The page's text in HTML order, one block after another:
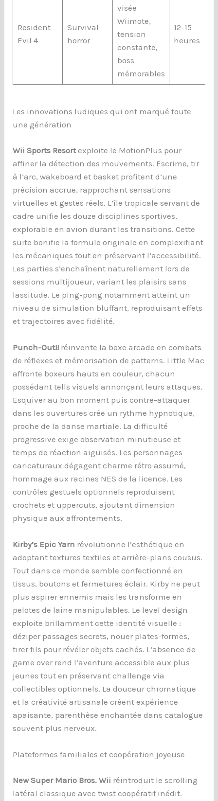
Resident
Evil 4
Survival
horror
visée
Wiimote,
tension
constante,
boss
mémorables
12-15
heures
Les innovations ludiques qui ont marqué toute
une génération
Wii Sports Resortexploite le MotionPlus pour
affiner la détection des mouvements. Escrime, tir
à l’arc, wakeboard et basket profitent d’une
précision accrue, rapprochant sensations
virtuelles et gestes réels. L’île tropicale servant de
cadre unifie les douze disciplines sportives,
explorable en avion durant les transitions. Cette
suite bonifie la formule originale en complexifiant
les mécaniques tout en préservant l’accessibilité.
Les parties s’enchaînent naturellement lors de
sessions multijoueur, variant les plaisirs sans
lassitude. Le ping-pong notamment atteint un
niveau de simulation bluffant, reproduisant effets
et trajectoires avec fidélité.
Punch-Out!! réinvente la boxe arcade en combats
de réflexes et mémorisation de patterns. Little Mac
affronte boxeurs hauts en couleur, chacun
possédant tells visuels annonçant leurs attaques.
Esquiver au bon moment puis contre-attaquer
dans les ouvertures crée un rythme hypnotique,
proche de la danse martiale. La difficulté
progressive exige observation minutieuse et
temps de réaction aiguisés. Les personnages
caricaturaux dégagent charme rétro assumé,
hommage aux racines NES de la licence. Les
contrôles gestuels optionnels reproduisent
crochets et uppercuts, ajoutant dimension
physique aux affrontements.
Kirby’s Epic Yarn révolutionne l’esthétique en
adoptant textures textiles et arrière-plans cousus.
Tout dans ce monde semble confectionné en
tissus, boutons et fermetures éclair. Kirby ne peut
plus aspirer ennemis mais les transforme en
pelotes de laine manipulables. Le level design
exploite brillamment cette identité visuelle :
déziper passages secrets, nouer plates-formes,
tirer fils pour révéler objets cachés. L’absence de
game over rend l’aventure accessible aux plus
jeunes tout en préservant challenge via
collectibles optionnels. La douceur chromatique
et la créativité artisanale créent expérience
apaisante, parenthèse enchantée dans catalogue
souvent plus nerveux.
Plateformes familiales et coopération joyeuse
New Super Mario Bros. Wii réintroduit le scrolling
latéral classique avec twist coopératif inédit.